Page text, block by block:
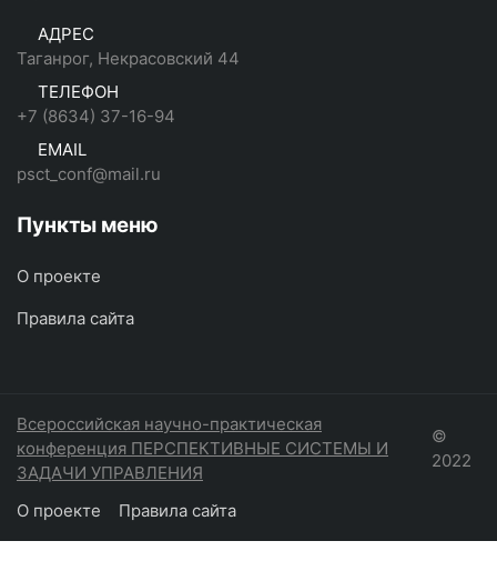
АДРЕС
Таганрог, Некрасовский 44
ТЕЛЕФОН
+7 (8634) 37-16-94
EMAIL
psct_conf@mail.ru
Пункты меню
О проекте
Правила сайта
Всероссийская научно-практическая
конференция ПЕРСПЕКТИВНЫЕ СИСТЕМЫ И
ЗАДАЧИ УПРАВЛЕНИЯ
©
2022
О проекте Правила сайта